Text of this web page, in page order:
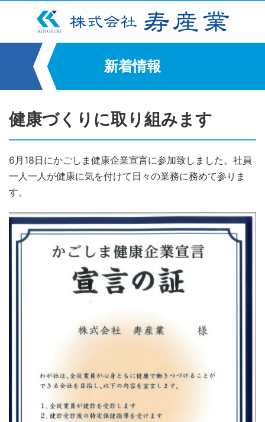
新着情報
健康づくりに取り組みます
6月18日にかごしま健康企業宣言に参加致しました。社員
一人一人が健康に気を付けて日々の業務に務めて参りま
す。